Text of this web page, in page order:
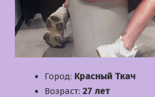
Город: Красный Ткач
Возраст: 27 лет